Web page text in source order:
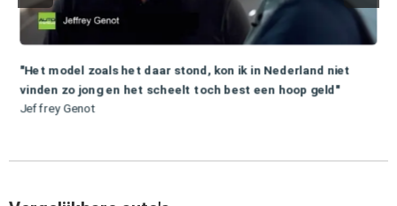
"Het model zoals het daar stond, kon ik in Nederland niet
vinden zo jong en het scheelt toch best een hoop geld"
Jeffrey Genot